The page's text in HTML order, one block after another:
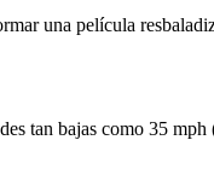
una película
tan bajas como 35